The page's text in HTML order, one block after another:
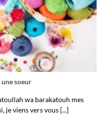
soeur
wa barakatouh mes
je viens vers vous [...]